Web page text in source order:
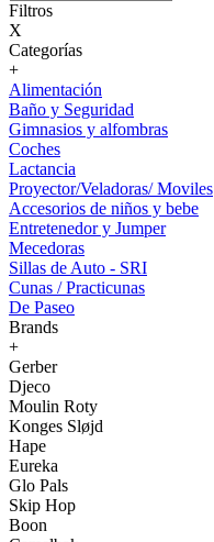
Filtros
X
Categorías
+
Alimentación
Baño y Seguridad
Gimnasios y alfombras
Coches
Lactancia
Proyector/Veladoras/ Moviles
Accesorios de niños y bebe
Entretenedor y Jumper
Mecedoras
Sillas de Auto - SRI
Cunas / Practicunas
De Paseo
Brands
+
Gerber
Djeco
Moulin Roty
Konges Sløjd
Hape
Eureka
Glo Pals
Skip Hop
Boon